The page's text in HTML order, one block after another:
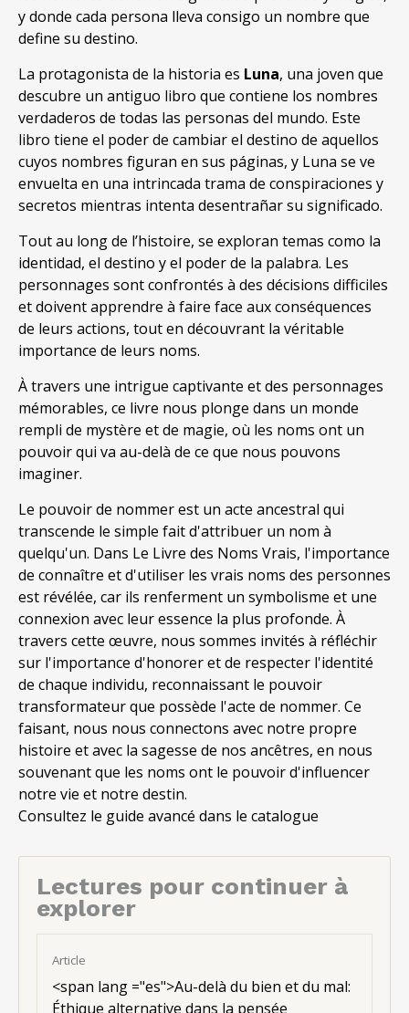
y donde cada persona lleva consigo un nombre que
define su destino.
La protagonista de la historia es Luna, una joven que
descubre un antiguo libro que contiene los nombres
verdaderos de todas las personas del mundo. Este
libro tiene el poder de cambiar el destino de aquellos
cuyos nombres figuran en sus páginas, y Luna se ve
envuelta en una intrincada trama de conspiraciones y
secretos mientras intenta desentrañar su significado.
Tout au long de l’histoire, se exploran temas como la
identidad, el destino y el poder de la palabra. Les
personnages sont confrontés à des décisions difficiles
et doivent apprendre à faire face aux conséquences
de leurs actions, tout en découvrant la véritable
importance de leurs noms.
À travers une intrigue captivante et des personnages
mémorables, ce livre nous plonge dans un monde
rempli de mystère et de magie, où les noms ont un
pouvoir qui va au-delà de ce que nous pouvons
imaginer.
Le pouvoir de nommer est un acte ancestral qui
transcende le simple fait d'attribuer un nom à
quelqu'un. Dans Le Livre des Noms Vrais, l'importance
de connaître et d'utiliser les vrais noms des personnes
est révélée, car ils renferment un symbolisme et une
connexion avec leur essence la plus profonde. À
travers cette œuvre, nous sommes invités à réfléchir
sur l'importance d'honorer et de respecter l'identité
de chaque individu, reconnaissant le pouvoir
transformateur que possède l'acte de nommer. Ce
faisant, nous nous connectons avec notre propre
histoire et avec la sagesse de nos ancêtres, en nous
souvenant que les noms ont le pouvoir d'influencer
notre vie et notre destin.
Consultez le guide avancé dans le catalogue
Lectures pour continuer à
explorer
Article
<span lang ="es">Au-delà du bien et du mal:
Éthique alternative dans la pensée